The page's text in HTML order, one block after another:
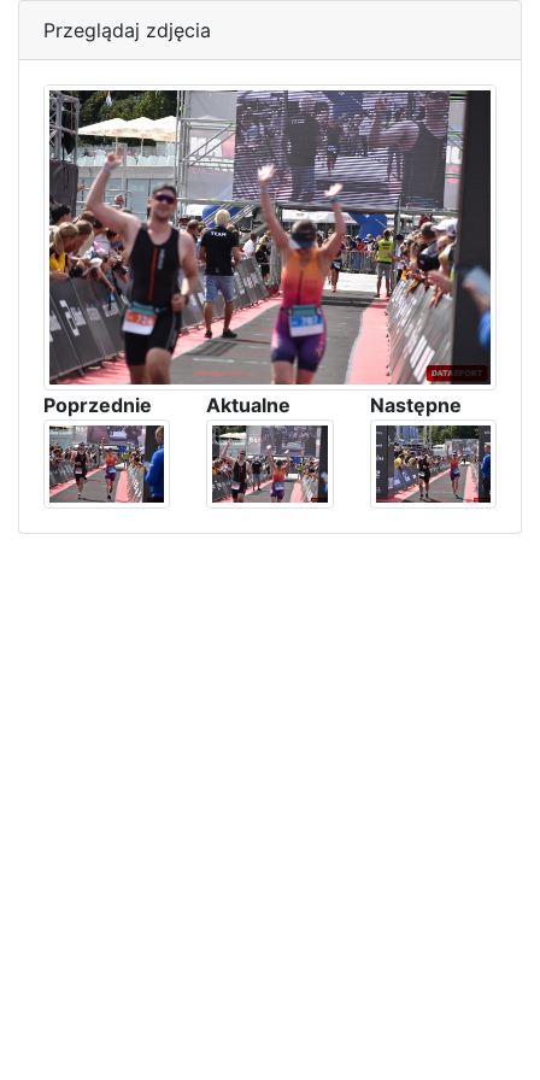
Przeglądaj zdjęcia
Poprzednie Aktualne Następne